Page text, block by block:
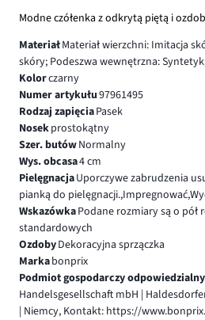
Modne czółenka z odkrytą piętą i
MateriałMateriał wierzchni: Imitacja
skóry; Podeszwa wewnętrzna:
Kolorczarny
Numer artykułu97961495
Rodzaj zapięciaPasek
Nosekprostokątny
Szer. butówNormalny
Wys. obcasa4 cm
PielęgnacjaUporczywe zabrudzenia
pianką do
WskazówkaPodane rozmiary są o pół
standardowych
OzdobyDekoracyjna sprzączka
Markabonprix
Podmiot gospodarczy
Handelsgesellschaft mbH |
| Niemcy, Kontakt: https://